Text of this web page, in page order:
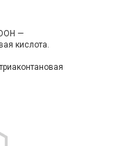
—
кислота.